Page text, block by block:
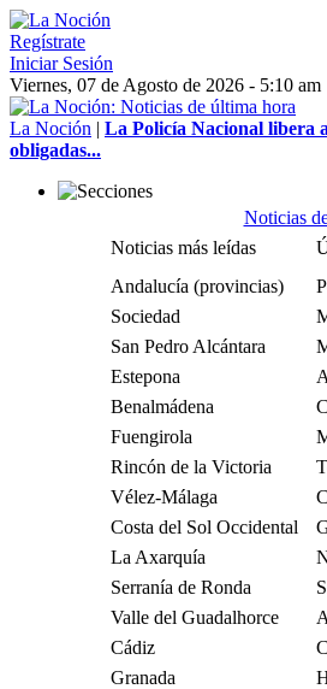
Regístrate
Iniciar Sesión
Viernes, 07 de Agosto de 2026 - 5:10 am
La Noción | La Policía Nacional libera
obligadas...
Noticias
Noticias más leídas
Andalucía (provincias)
Sociedad
San Pedro Alcántara
Estepona
Benalmádena
Fuengirola
Rincón de la Victoria
Vélez-Málaga
Costa del Sol Occidental
La Axarquía
Serranía de Ronda
Valle del Guadalhorce
Cádiz
Granada